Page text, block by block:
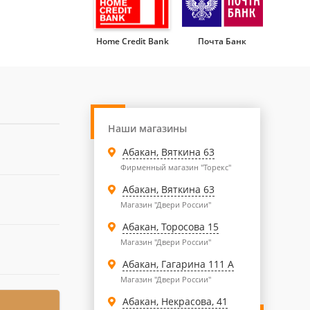
Home Credit Bank Почта Банк
Наши магазины
Абакан, Вяткина 63
Фирменный магазин "Торекс"
Абакан, Вяткина 63
Магазин "Двери России"
Абакан, Торосова 15
Магазин "Двери России"
Абакан, Гагарина 111 А
Магазин "Двери России"
Абакан, Некрасова, 41